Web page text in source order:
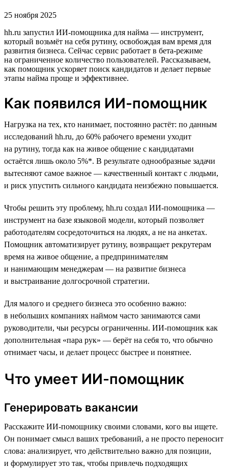
25 ноября 2025
hh.ru запустил ИИ-помощника для найма — инструмент,
который возьмёт на себя рутину, освобождая вам время для
развития бизнеса. Сейчас сервис работает в бета-режиме
на ограниченное количество пользователей. Рассказываем,
как помощник ускоряет поиск кандидатов и делает первые
этапы найма проще и эффективнее.
Как появился ИИ-помощник
Нагрузка на тех, кто нанимает, постоянно растёт: по данным
исследований hh.ru, до 60% рабочего времени уходит
на рутину, тогда как на живое общение с кандидатами
остаётся лишь около 5%*. В результате однообразные задачи
вытесняют самое важное — качественный контакт с людьми,
и риск упустить сильного кандидата неизбежно повышается.
Чтобы решить эту проблему, hh.ru создал ИИ-помощника —
инструмент на базе языковой модели, который позволяет
работодателям сосредоточиться на людях, а не на анкетах.
Помощник автоматизирует рутину, возвращает рекрутерам
время на живое общение, а предпринимателям
и нанимающим менеджерам — на развитие бизнеса
и выстраивание долгосрочной стратегии.
Для малого и среднего бизнеса это особенно важно:
в небольших компаниях наймом часто занимаются сами
руководители, чьи ресурсы ограниченны. ИИ-помощник как
дополнительная «пара рук» — берёт на себя то, что обычно
отнимает часы, и делает процесс быстрее и понятнее.
Что умеет ИИ-помощник
Генерировать вакансии
Расскажите ИИ-помощнику своими словами, кого вы ищете.
Он понимает смысл ваших требований, а не просто переносит
слова: анализирует, что действительно важно для позиции,
и формулирует это так, чтобы привлечь подходящих